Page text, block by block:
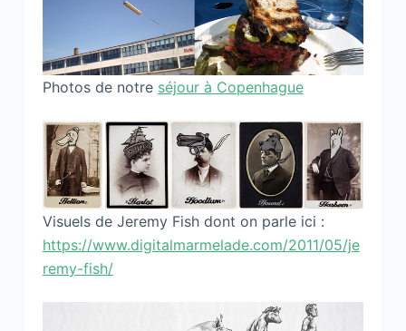
Photos de notre séjour à Copenhague
Visuels de Jeremy Fish dont on parle ici :
https://www.digitalmarmelade.com/2011/05/je
remy-fish/